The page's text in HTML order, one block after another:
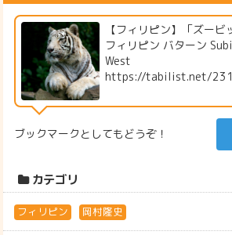
【フィリピン】「ズービ
フィリピン バターン
West
https://tabilist.net/
ブックマークとしてもどうぞ！
カテゴリ
フィリピン 岡村隆史